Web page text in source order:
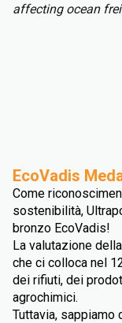
affecting ocean
from Asia, the
European read
EcoVadis
Come
sostenibilità,
bronzo EcoVadis!
La valutazione
che ci colloca nel
dei rifiuti, dei
agrochimici.
Tuttavia, sappiamo